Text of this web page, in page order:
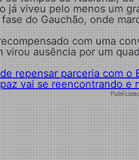
já viveu pelo menos um
do Gauchão, onde
com uma
virou ausência por um
repensar parceria com o
vai se reencontrando e